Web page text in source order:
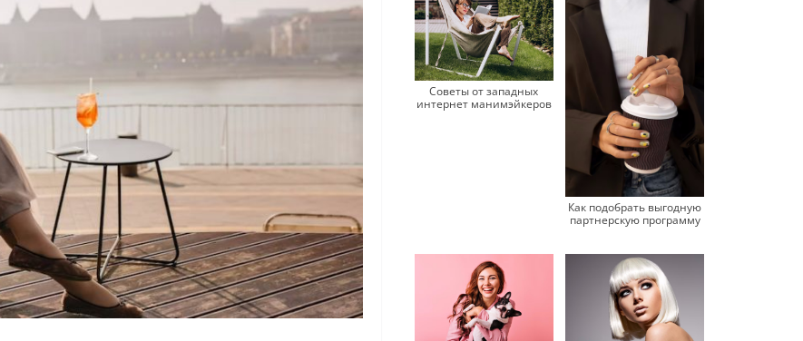
Советы от западных
интернет манимэйкеров
Как подобрать выгодную
партнерскую программу